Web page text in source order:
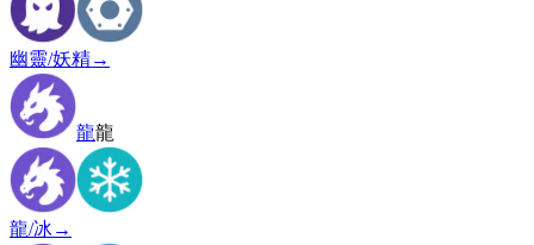
幽靈/妖精→
龍龍
龍/冰 →